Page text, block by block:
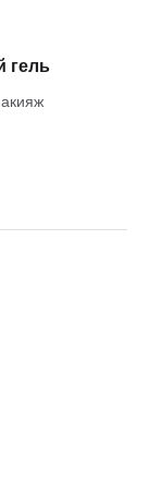
гель